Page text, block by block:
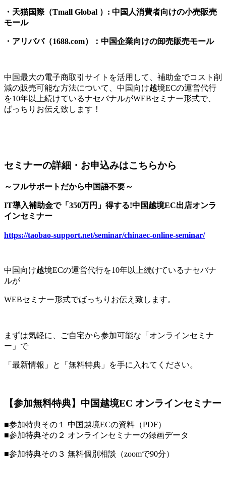
・天猫国際（Tmall Global ）: 中国人消費者向けの小売販売
モール
・アリババ（1688.com）：中国企業向けの卸売販売モール
中国最大の電子商取引サイトを活用して、補助金でコスト削
減の販売可能な方法について、中国向け越境ECの運営代行
を10年以上続けているナセバナルがWEBセミナー形式で、
ばっちりお伝え致します！
セミナーの詳細・お申込みはこちらから
～フルサポートだから中国語不要～
IT導入補助金で「350万円」得する!中国越境EC出店オンラ
インセミナー
https://taobao-support.net/seminar/chinaec-online-seminar/
中国向け越境ECの運営代行を10年以上続けているナセバナ
ルが
WEBセミナー形式でばっちりお伝え致します。
まずは気軽に、ご自宅から参加可能な「オンラインセミナ
ー」で
「最新情報」と「無料特典」を手に入れてください。
【参加無料特典】中国越境EC オンラインセミナー
■参加特典その１ 中国越境ECの資料（PDF）
■参加特典その２ オンラインセミナーの録画データ
■参加特典その３ 無料個別相談（zoomで90分）